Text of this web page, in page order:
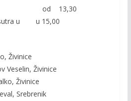
od 13,30
sutra u u 15,00
Živinice
Veselin, Živinice
Živinice
Srebrenik